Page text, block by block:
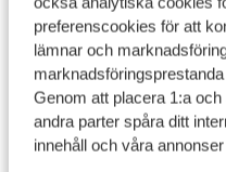
preferenscookies för att
lämnar och
Genom att placera 1:a
andra parter spåra ditt
innehåll och våra
Visa
Läge